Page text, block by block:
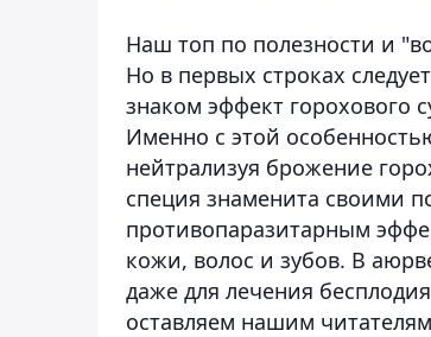
Наш топ по полезности и
Но в первых строках
знаком эффект горохового
Именно с этой
нейтрализуя брожение
специя знаменита своими
противопаразитарным
кожи, волос и зубов. В
даже для лечения
оставляем нашим